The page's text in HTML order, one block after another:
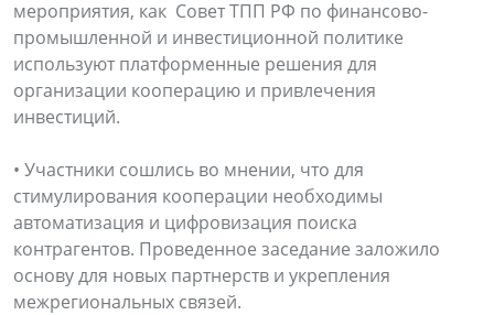
мероприятия, как Совет ТПП РФ по финансово-
промышленной и инвестиционной политике
используют платформенные решения для
организации кооперацию и привлечения
инвестиций.
• Участники сошлись во мнении, что для
стимулирования кооперации необходимы
автоматизация и цифровизация поиска
контрагентов. Проведенное заседание заложило
основу для новых партнерств и укрепления
межрегиональных связей.